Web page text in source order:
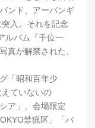
ンド、アーバンギ
入。それを記念
ルバム『千位一
真が解禁された。
「昭和百年少
ていないの
ア」、会場限定
禁猟区」「バ